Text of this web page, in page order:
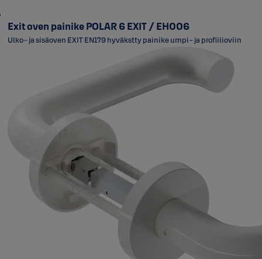
Exit oven painike POLAR 6 EXIT / EH006
Ulko- ja sisäoven EXIT EN179 hyväkstty painike umpi- ja profiilioviin